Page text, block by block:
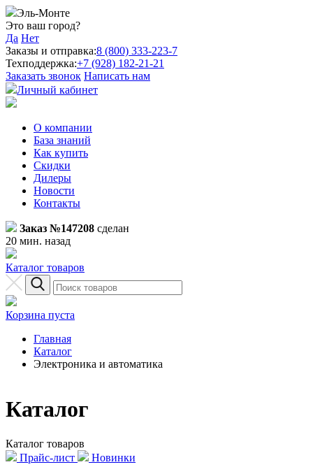
Эль-Монте
Это ваш город?
Да Нет
Заказы и отправка:8 (800) 333-223-7
Техподдержка:+7 (928) 182-21-21
Заказать звонок Написать нам
Личный кабинет
О компании
База знаний
Как купить
Скидки
Дилеры
Новости
Контакты
Заказ №147208 сделан
20 мин. назад
Каталог товаров
Корзина пуста
Главная
Каталог
Электроника и автоматика
Каталог
Каталог товаров
Прайс-лист
Новинки